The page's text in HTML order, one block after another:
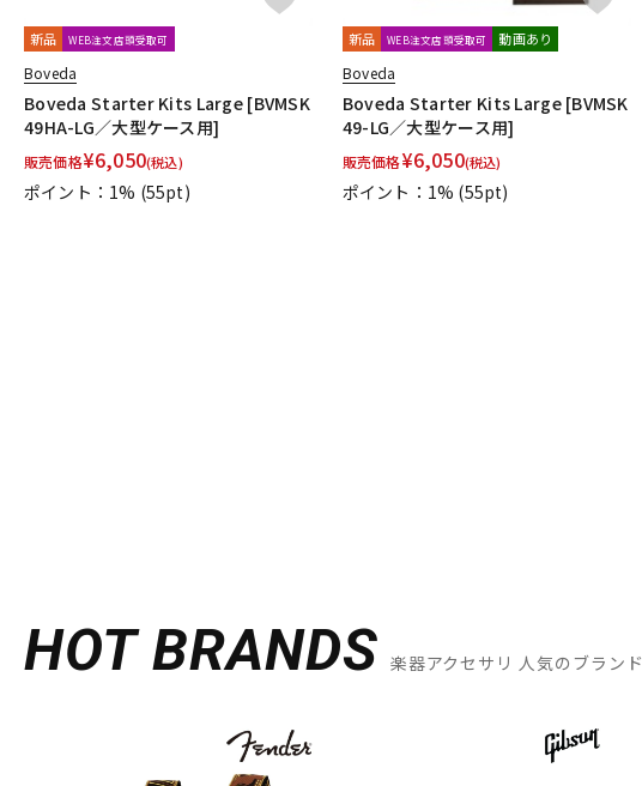
新品 WEB注文店頭受取可
Boveda
Boveda Starter Kits Large [BVMSK
49HA-LG／大型ケース用]
販売価格¥6,050(税込)
ポイント：1% (55pt)
新品 WEB注文店頭受取可 動画あり
Boveda
Boveda Starter Kits Large [BVMSK
49-LG／大型ケース用]
販売価格¥6,050(税込)
ポイント：1% (55pt)
HOT BRANDS 楽器アクセサリ 人気のブランド